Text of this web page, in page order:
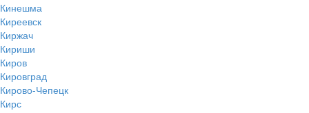
Кинешма
Киреевск
Киржач
Кириши
Киров
Кировград
Кирово-Чепецк
Кирс